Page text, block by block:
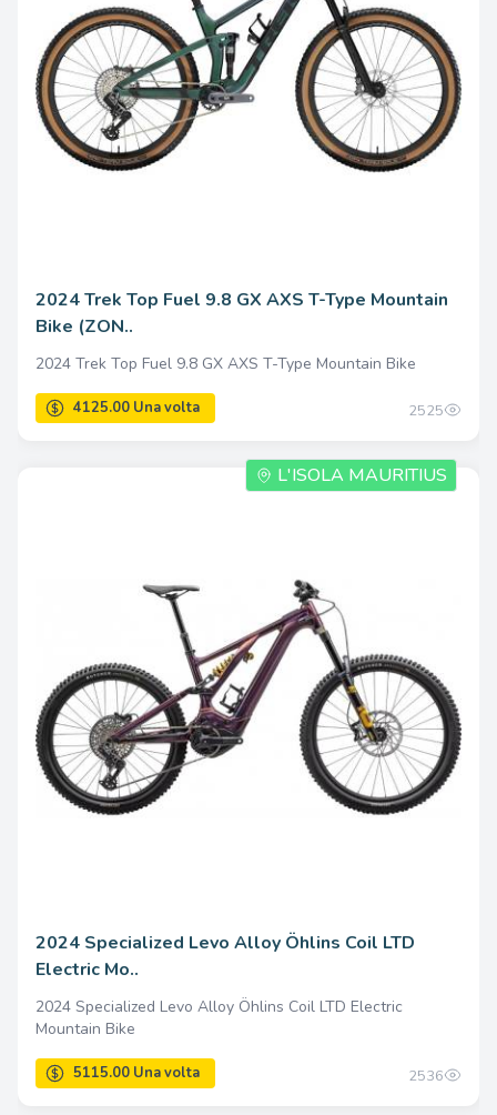
8250.00 Una volta
2024 Trek Top Fuel 9.8 GX AXS T-Type Mountain
Bike (ZON..
2024 Trek Top Fuel 9.8 GX AXS T-Type Mountain Bike
2525
L'ISOLA MAURITIUS
2024 Specialized Levo Alloy Öhlins Coil LTD
Electric Mo..
2024 Specialized Levo Alloy Öhlins Coil LTD Electric
Mountain Bike
2536